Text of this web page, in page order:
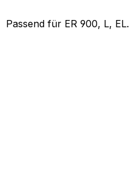
Passend für ER 900, L, EL.